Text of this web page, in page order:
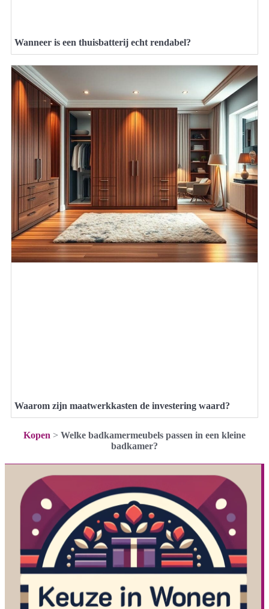
Wanneer is een thuisbatterij echt rendabel?
Waarom zijn maatwerkkasten de investering waard?
Kopen > Welke badkamermeubels passen in een kleine
badkamer?